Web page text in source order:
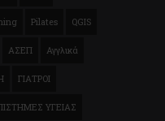
Pilates QGIS
ΑΣΕΠ Αγγλικά
ΓΙΑΤΡΟΙ
ΥΓΕΙΑΣ